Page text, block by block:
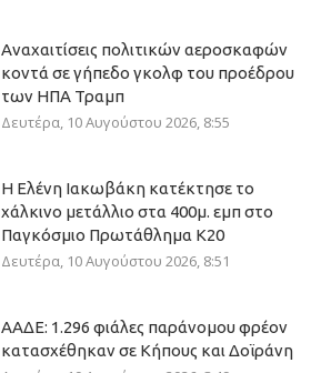
Αναχαιτίσεις πολιτικών αεροσκαφών
κοντά σε γήπεδο γκολφ του προέδρου
των ΗΠΑ Τραμπ
Δευτέρα, 10 Αυγούστου 2026, 8:55
Η Ελένη Ιακωβάκη κατέκτησε το
χάλκινο μετάλλιο στα 400μ. εμπ στο
Παγκόσμιο Πρωτάθλημα Κ20
Δευτέρα, 10 Αυγούστου 2026, 8:51
ΑΑΔΕ: 1.296 φιάλες παράνομου φρέον
κατασχέθηκαν σε Κήπους και Δοϊράνη